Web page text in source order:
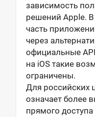
зависимость
решений Apple. В
часть
через
официальные
на iOS такие
ограничены.
Для российских
означает более
прямого